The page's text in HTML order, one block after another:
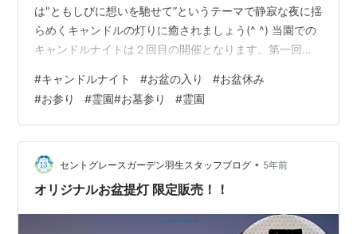
は"ともしびに想いを馳せて”というテーマで静寂な夜に揺
らめくキャンドルの灯りに癒されましょう(^ ^) 当園での
キャンドルナイトは２回目の開催となります。第一回目
のですが、この時にご参加いただいた皆様に「個別のお
墓にもキャンドルを灯したい！」というお声をたくさん
いただ来ました。今年はお盆に合わせて開催ということ
で、個別墓・樹木葬(グリーン・グレース)・永代供養墓
(マザーグレース)、それぞれお参りの皆様にキャンドルを
灯して頂きたいと思い、当園…
#キャンドルナイト #お盆の入り #お盆休み
#お参り #霊園#お墓参り #霊園
セントグレースガーデン羽生スタッフブログ • 5年前
オリジナルお盆提灯 限定販売！！